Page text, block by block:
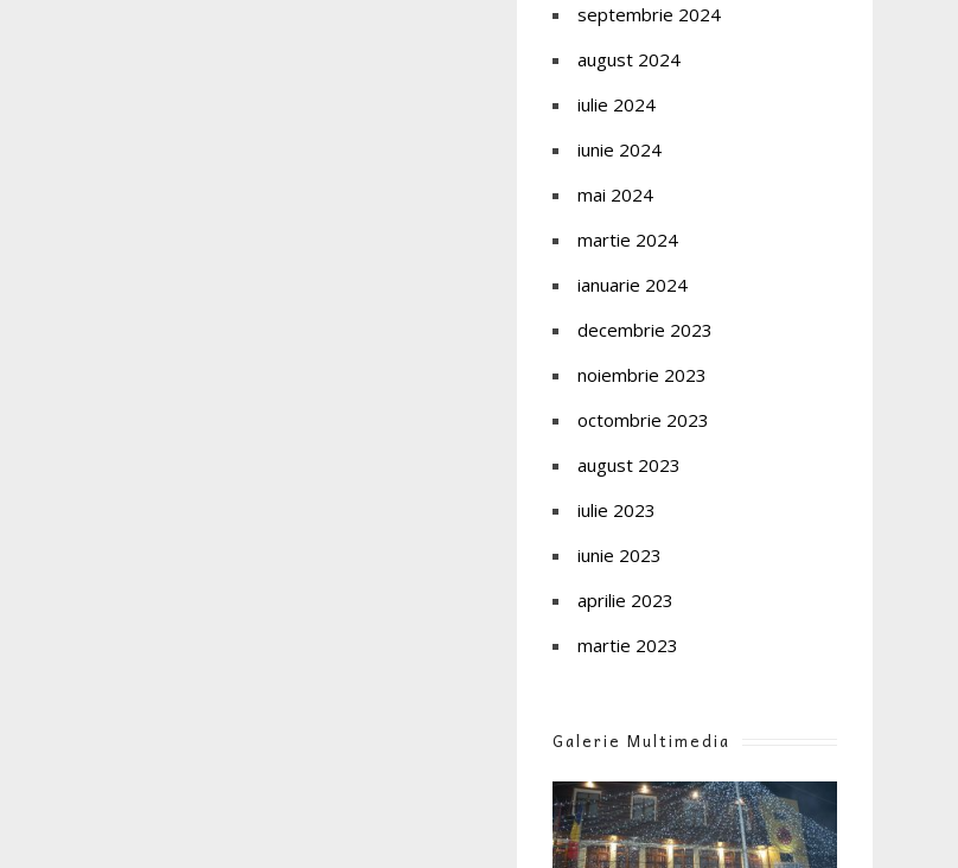
septembrie 2024
august 2024
iulie 2024
iunie 2024
mai 2024
martie 2024
ianuarie 2024
decembrie 2023
noiembrie 2023
octombrie 2023
august 2023
iulie 2023
iunie 2023
aprilie 2023
martie 2023
Galerie Multimedia